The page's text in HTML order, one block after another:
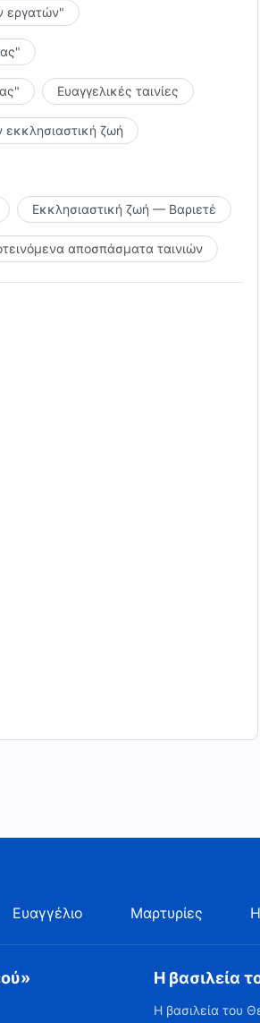
εργατών"
Ευαγγελικές ταινίες
εκκλησιαστική ζωή
Εκκλησιαστική ζωή — Βαριετέ
αποσπάσματα ταινιών
Ευαγγέλιο Μαρτυρίες
Η βασιλεία
Η βασιλεία του